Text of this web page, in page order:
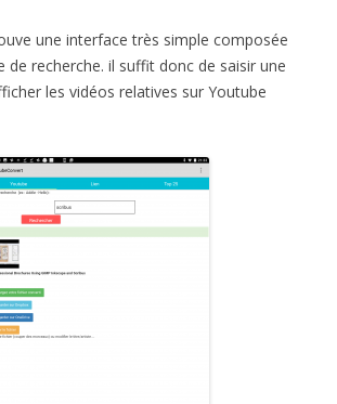
une interface très simple composée
de recherche. il suffit donc de saisir une
les vidéos relatives sur Youtube